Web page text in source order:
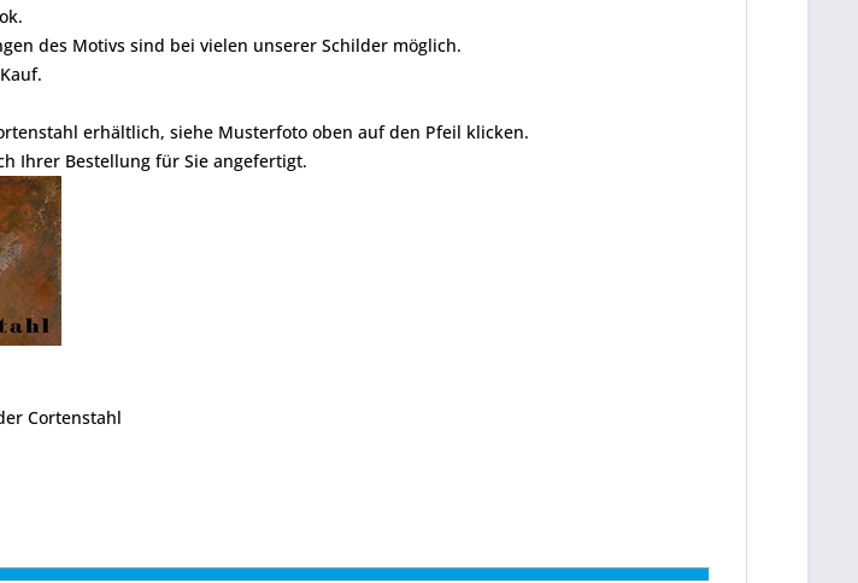
des Motivs sind bei vielen unserer Schilder möglich.
erhältlich, siehe Musterfoto oben auf den Pfeil klicken.
Ihrer Bestellung für Sie angefertigt.
Cortenstahl